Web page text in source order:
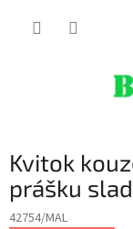
Kvitok
prášku
42754/MAL